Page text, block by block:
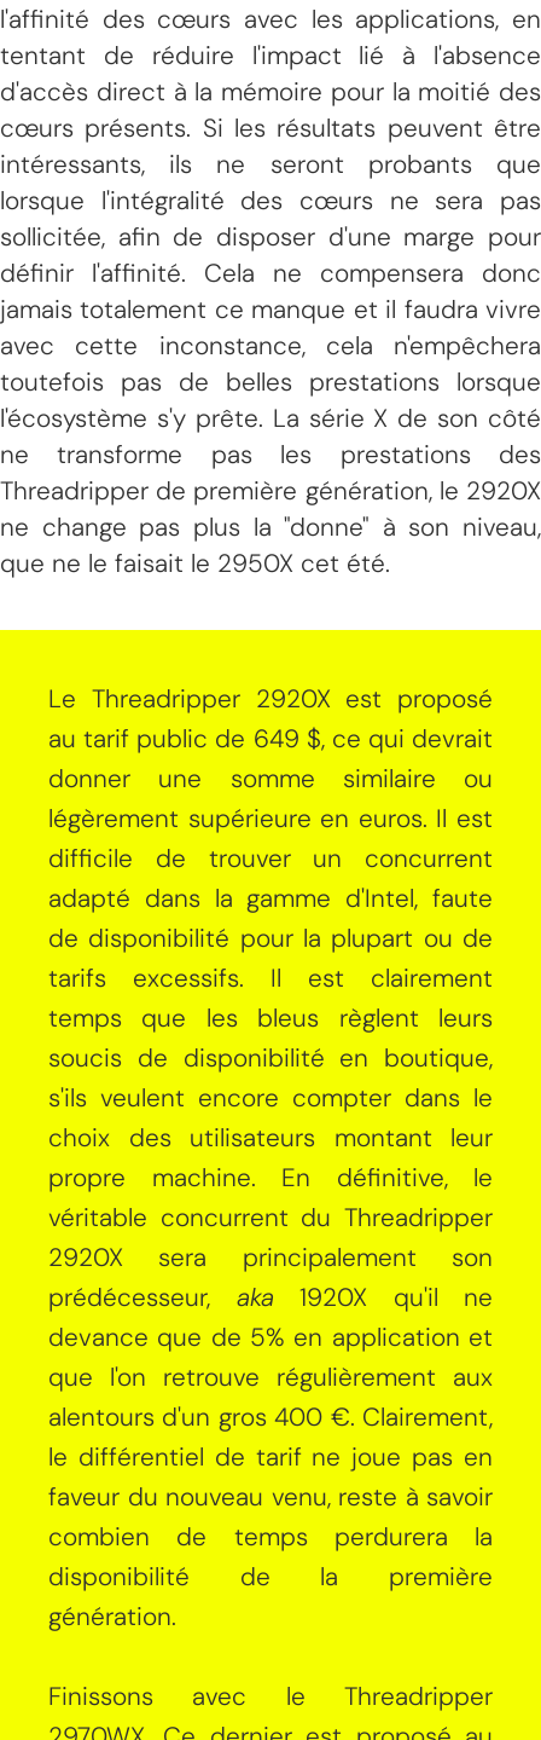
l'affinité des cœurs avec les applications, en
tentant de réduire l'impact lié à l'absence
d'accès direct à la mémoire pour la moitié des
cœurs présents. Si les résultats peuvent être
intéressants, ils ne seront probants que
lorsque l'intégralité des cœurs ne sera pas
sollicitée, afin de disposer d'une marge pour
définir l'affinité. Cela ne compensera donc
jamais totalement ce manque et il faudra vivre
avec cette inconstance, cela n'empêchera
toutefois pas de belles prestations lorsque
l'écosystème s'y prête. La série X de son côté
ne transforme pas les prestations des
Threadripper de première génération, le 2920X
ne change pas plus la "donne" à son niveau,
que ne le faisait le 2950X cet été.
Le Threadripper 2920X est proposé
au tarif public de 649 $, ce qui devrait
donner une somme similaire ou
légèrement supérieure en euros. Il est
difficile de trouver un concurrent
adapté dans la gamme d'Intel, faute
de disponibilité pour la plupart ou de
tarifs excessifs. Il est clairement
temps que les bleus règlent leurs
soucis de disponibilité en boutique,
s'ils veulent encore compter dans le
choix des utilisateurs montant leur
propre machine. En définitive, le
véritable concurrent du Threadripper
2920X sera principalement son
prédécesseur, aka 1920X qu'il ne
devance que de 5% en application et
que l'on retrouve régulièrement aux
alentours d'un gros 400 €. Clairement,
le différentiel de tarif ne joue pas en
faveur du nouveau venu, reste à savoir
combien de temps perdurera la
disponibilité de la première
génération.
Finissons avec le Threadripper